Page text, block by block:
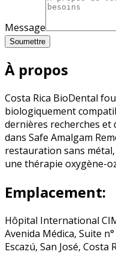
Message
Soumettre
À propos
Costa Rica BioDental
biologiquement
dernières recherches et
dans Safe Amalgam
restauration sans
une thérapie oxygène-
Emplacement:
Hôpital International
Avenida Médica, Suite n°
Escazú, San José, Costa